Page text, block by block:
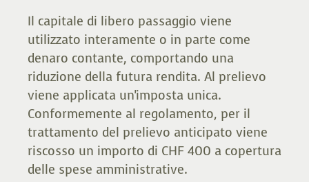
Il capitale di libero passaggio viene
utilizzato interamente o in parte come
denaro contante, comportando una
riduzione della futura rendita. Al prelievo
viene applicata un'imposta unica.
Conformemente al regolamento, per il
trattamento del prelievo anticipato viene
riscosso un importo di CHF 400 a copertura
delle spese amministrative.